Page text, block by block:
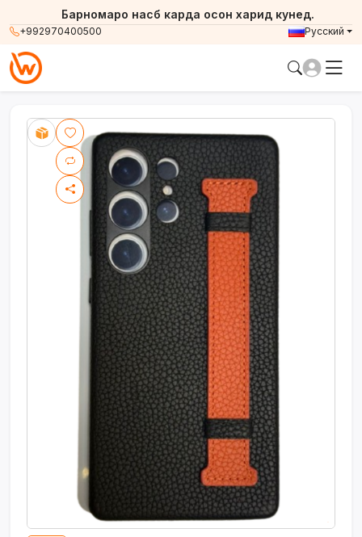
+992970400500
Барномаро насб карда осон харид кунед.
Русский